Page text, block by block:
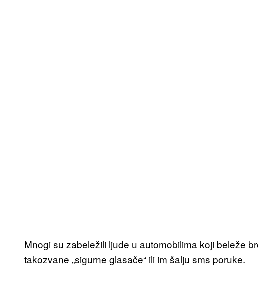
Mnogi su zabeležili ljude u automobilima koji beleže
takozvane „sigurne glasače“ ili im šalju sms poruke.